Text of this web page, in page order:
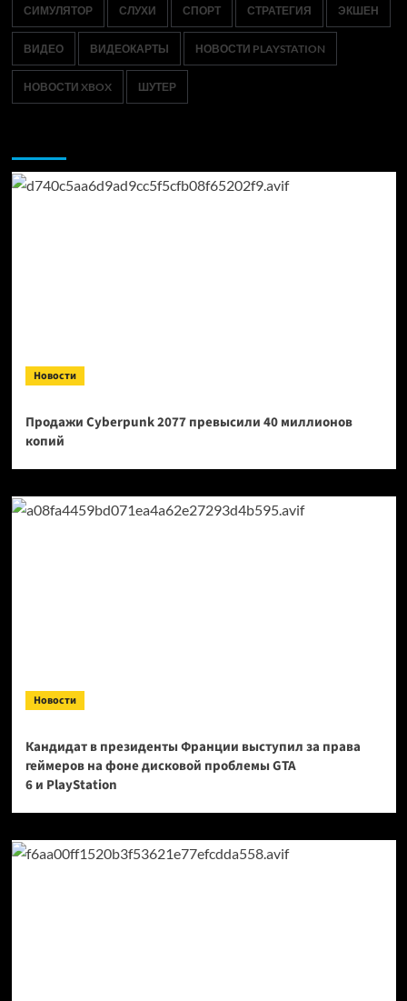
СИМУЛЯТОР СЛУХИ СПОРТ СТРАТЕГИЯ ЭКШЕН
ВИДЕО ВИДЕОКАРТЫ НОВОСТИ PLAYSTATION
НОВОСТИ XBOX ШУТЕР
Новости
Продажи Cyberpunk 2077 превысили 40 миллионов
копий
Новости
Кандидат в президенты Франции выступил за права
геймеров на фоне дисковой проблемы GTA
6 и PlayStation